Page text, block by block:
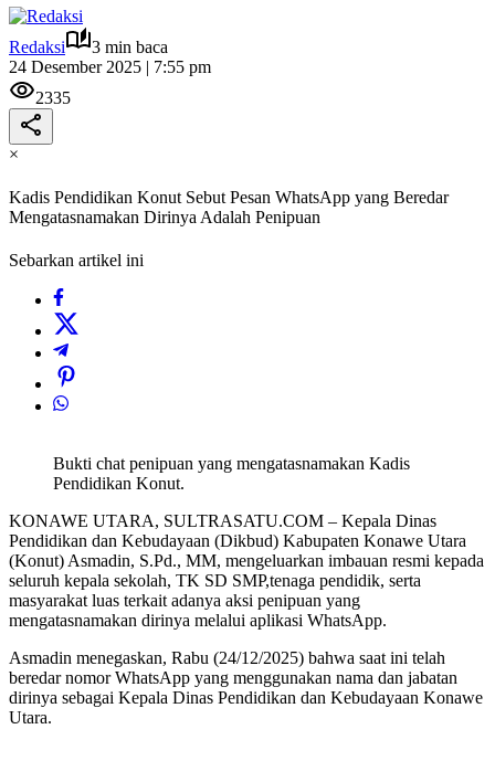
Redaksi
3 min baca
24 Desember 2025 | 7:55 pm
2335
×
Kadis Pendidikan Konut Sebut Pesan WhatsApp yang Beredar
Mengatasnamakan Dirinya Adalah Penipuan
Sebarkan artikel ini
Bukti chat penipuan yang mengatasnamakan Kadis
Pendidikan Konut.
KONAWE UTARA, SULTRASATU.COM – Kepala Dinas
Pendidikan dan Kebudayaan (Dikbud) Kabupaten Konawe Utara
(Konut) Asmadin, S.Pd., MM, mengeluarkan imbauan resmi kepada
seluruh kepala sekolah, TK SD SMP,tenaga pendidik, serta
masyarakat luas terkait adanya aksi penipuan yang
mengatasnamakan dirinya melalui aplikasi WhatsApp.
Asmadin menegaskan, Rabu (24/12/2025) bahwa saat ini telah
beredar nomor WhatsApp yang menggunakan nama dan jabatan
dirinya sebagai Kepala Dinas Pendidikan dan Kebudayaan Konawe
Utara.